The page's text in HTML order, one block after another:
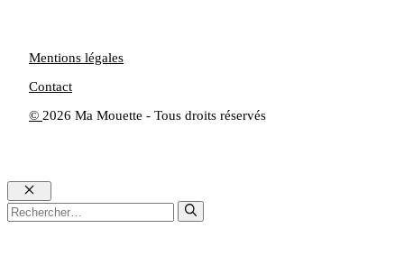
© 2026 Ma Mouette - Tous droits réservés
Mentions légales
Contact
Fermer
Rechercher :